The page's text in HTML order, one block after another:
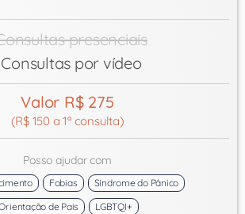
presenciais
Consultas por vídeo
Valor R$ 275
(R$ 150 a 1ª consulta)
Posso ajudar com
Fobias
Síndrome do Pânico
de Pais
LGBTQI+